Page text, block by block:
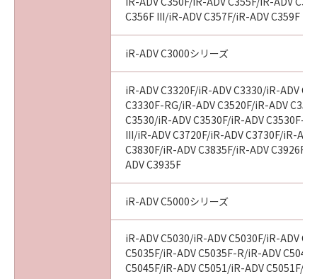
term is defined at 48 C.F.R. 2.101 (October
1995), consisting of "commercial computer
software documentation," as such terms are
used in 48 C.F.R. 12.212 (September 1995).
Consistent with 48 C.F.R. 12.212 and 48 C.F.R.
227.7202-1 through 227.7202-4 (June 1995),
all U.S. Government End Users shall acquire
the SOFTWARE with only those rights set
forth herein. The manufacturer is Canon
Tokyo 146-8501, Japan.
In the event that any section hereof is
declared or found to be illegal by any court or
C356F III/iR-ADV C357F/iR-ADV C359F
iR-ADV C3000シリーズ
iR-ADV C3320F/iR-ADV C3330/iR-ADV
C3330F-RG/iR-ADV C3520F/iR-ADV
C3530/iR-ADV C3530F/iR-ADV C3530F-
III/iR-ADV C3720F/iR-ADV C3730F/iR-
C3830F/iR-ADV C3835F/iR-ADV C3926F/
ADV C3935F
iR-ADV C5000シリーズ
iR-ADV C5030/iR-ADV C5030F/iR-ADV
C5035F/iR-ADV C5035F-R/iR-ADV
C5045F/iR-ADV C5051/iR-ADV C5051F/